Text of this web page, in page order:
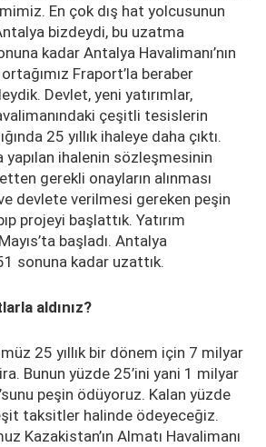
En çok dış hat yolcusunun
bizdeydi, bu uzatma
kadar Antalya Havalimanı’nın
Fraport’la beraber
Devlet, yeni yatırımlar,
çeşitli tesislerin
25 yıllık ihaleye daha çıktı.
yapılan ihalenin sözleşmesinin
gerekli onayların alınması
ve devlete verilmesi gereken peşin
projeyi başlattık. Yatırım
başladı. Antalya
sonuna kadar uzattık.
aldınız?
25 yıllık bir dönem için 7 milyar
Bunun yüzde 25’ini yani 1 milyar
peşin ödüyoruz. Kalan yüzde
taksitler halinde ödeyeceğiz.
Kazakistan’ın Almatı Havalimanı